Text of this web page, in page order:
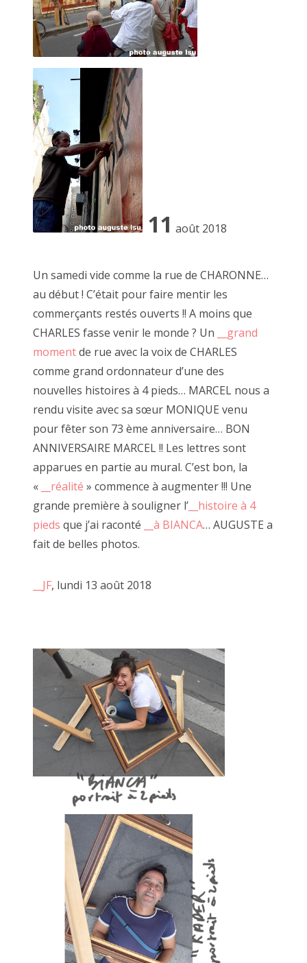
11 août 2018
Un samedi vide comme la rue de CHARONNE…
au début ! C’était pour faire mentir les
commerçants restés ouverts !! A moins que
CHARLES fasse venir le monde ? Un
__grand
momentde rue avec la voix de CHARLES
comme grand ordonnateur d’une des
nouvelles histoires à 4 pieds… MARCEL nous a
rendu visite avec sa sœur MONIQUE venu
pour fêter son 73 ème anniversaire… BON
ANNIVERSAIRE MARCEL !! Les lettres sont
apparues en partie au mural. C’est bon, la
«
__réalité » commence à augmenter !!! Une
grande première à souligner l’ __histoire à 4
pieds que j’ai raconté __à BIANCA… AUGUSTE a
fait de belles photos.
__JF, lundi 13 août 2018
ces tribulations sont essentielles pour
le développement artistique du faiseur.
Le faiseur se moque de la connotation
l'Autre.
Ici il n'est pas question de likes, de mépris
d'indifférence.
Chaque regard ne peut être que critique
à sa quête personelle de l'obsession
-----------
et mon expérience est sûrement celle que je
Je pourrai ainsi expliquer à travers des
vécu un déroulé le plus proche d'une réalité.
La mienne.
Le dictionnaire
Il m'a suffi d'un passage un jour d'automne
d'emménager pour capter l'énergie
disposition d'outils pour avoir envie de jouer
J'ai d'abord participé aux perfomances que
Je suis ensuite venu déguster quelques
le trottoir à regarder défiler les piétons
créatrices de JF.
Animé par l'image je suis venu avec mes
argentiques réalisé à l'agrandisseur en NB.
JF m'a invité à les accrocher à la palissade
par les clous des nombreuses expositions qui